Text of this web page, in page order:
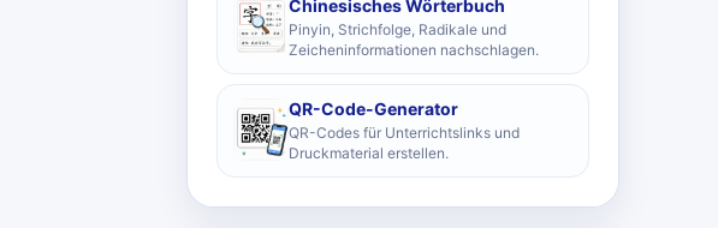
Chinesisches Wörterbuch
Pinyin, Strichfolge, Radikale und
Zeicheninformationen nachschlagen.
QR-Code-Generator
QR-Codes für Unterrichtslinks und
Druckmaterial erstellen.